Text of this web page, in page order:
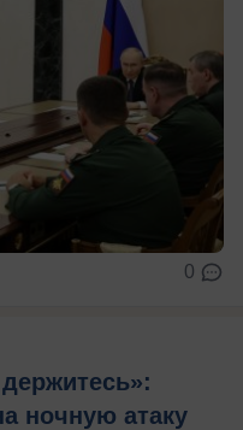
0
ночную атаку